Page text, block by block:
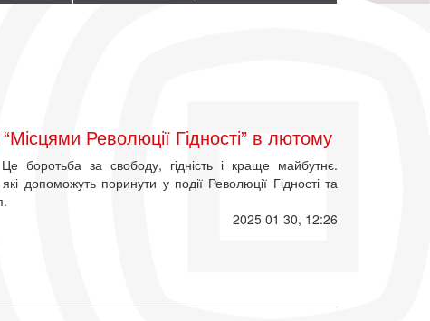
Революції Гідності” в лютому
боротьба за свободу, гідність і краще майбутнє.
допоможуть поринути у події Революції Гідності та
2025 01 30, 12:26